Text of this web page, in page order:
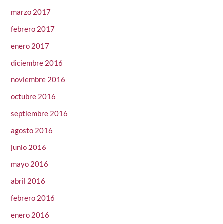
marzo 2017
febrero 2017
enero 2017
diciembre 2016
noviembre 2016
octubre 2016
septiembre 2016
agosto 2016
junio 2016
mayo 2016
abril 2016
febrero 2016
enero 2016